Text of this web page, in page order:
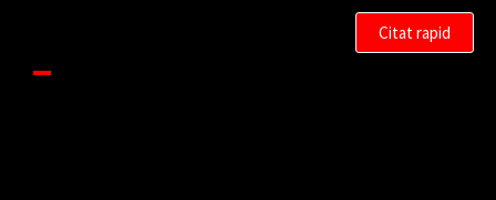
Citat rapid